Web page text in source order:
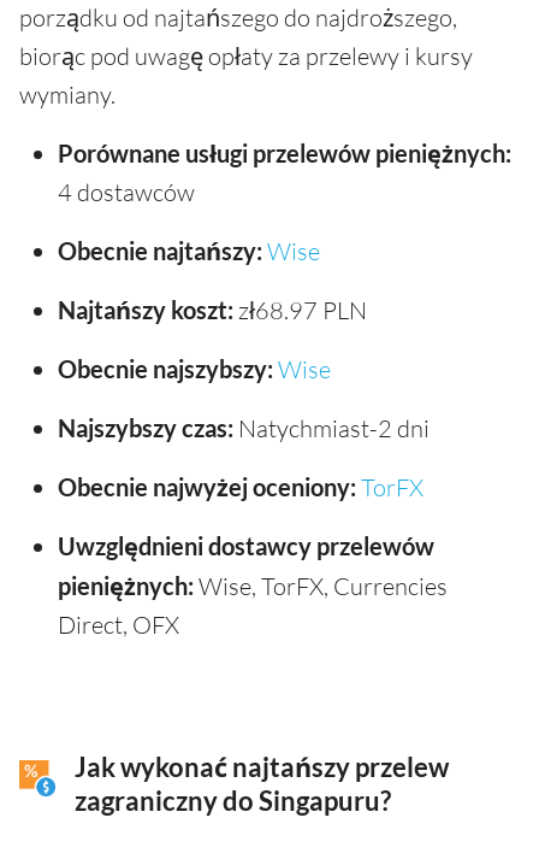
porządku od najtańszego do najdroższego,
biorąc pod uwagę opłaty za przelewy i kursy
wymiany.
Porównane usługi przelewów pieniężnych:
4 dostawców
Obecnie najtańszy: Wise
Najtańszy koszt: zł68.97 PLN
Obecnie najszybszy: Wise
Najszybszy czas: Natychmiast-2 dni
Obecnie najwyżej oceniony: TorFX
Uwzględnieni dostawcy przelewów
pieniężnych: Wise, TorFX, Currencies
Direct, OFX
Jak wykonać najtańszy przelew
zagraniczny do Singapuru?